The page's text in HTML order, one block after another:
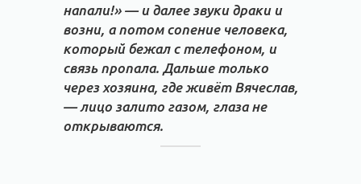
напали!» — и далее звуки драки и
возни, а потом сопение человека,
который бежал с телефоном, и
связь пропала. Дальше только
через хозяина, где живёт Вячеслав,
— лицо залито газом, глаза не
открываются.